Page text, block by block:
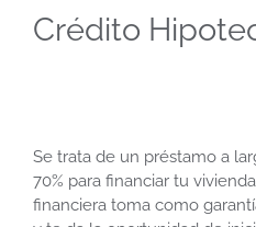
Crédito
Se trata de un préstamo a
70% para financiar tu
financiera toma como